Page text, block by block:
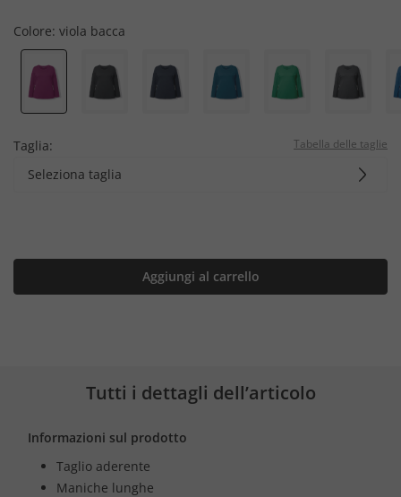
Colore: viola bacca
Taglia: Tabella delle taglie
Seleziona taglia
Aggiungi al carrello
Tutti i dettagli dell’articolo
Informazioni sul prodotto
Taglio aderente
Maniche lunghe